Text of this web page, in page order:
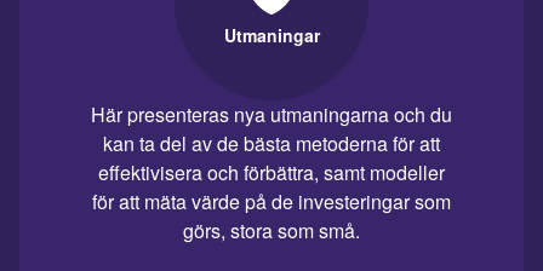
Utmaningar
Här presenteras nya utmaningarna och du
kan ta del av de bästa metoderna för att
effektivisera och förbättra, samt modeller
för att mäta värde på de investeringar som
görs, stora som små.